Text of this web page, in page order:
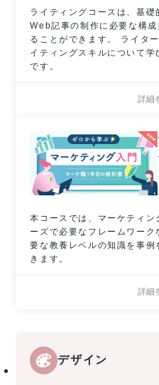
ライティングコースは、基
Web記事の制作に必要な構
ることができます。 ライタ
イティングスキルについて
です。
詳細
本コースでは、マーケティン
ーズで必要なフレームワー
要な教養レベルの知識を事
きます。
詳細
デザイン